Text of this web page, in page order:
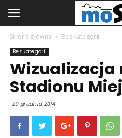
Strona główna Bez kategorii
Bez kategorii
Wizualizacja
Stadionu
29 grudnia 2014